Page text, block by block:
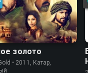
золото
• 2011, Катар,